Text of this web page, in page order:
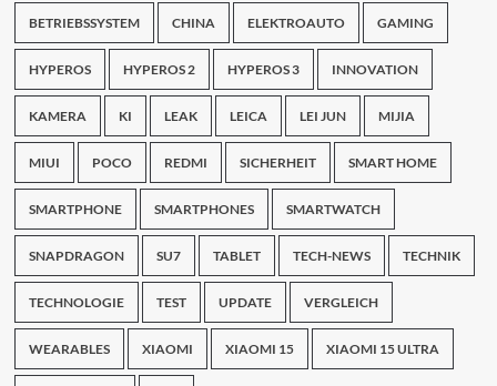
Buds
4
Pro
BETRIEBSSYSTEM CHINA ELEKTROAUTO GAMING
HYPEROS HYPEROS 2 HYPEROS 3 INNOVATION
KAMERA KI LEAK LEICA LEI JUN MIJIA
MIUI POCO REDMI SICHERHEIT SMART HOME
SMARTPHONE SMARTPHONES SMARTWATCH
SNAPDRAGON SU7 TABLET TECH-NEWS TECHNIK
TECHNOLOGIE TEST UPDATE VERGLEICH
WEARABLES XIAOMI XIAOMI 15 XIAOMI 15 ULTRA